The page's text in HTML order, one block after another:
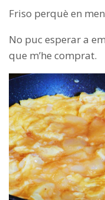
Friso perquè en
No puc esperar a
que m’he comprat.